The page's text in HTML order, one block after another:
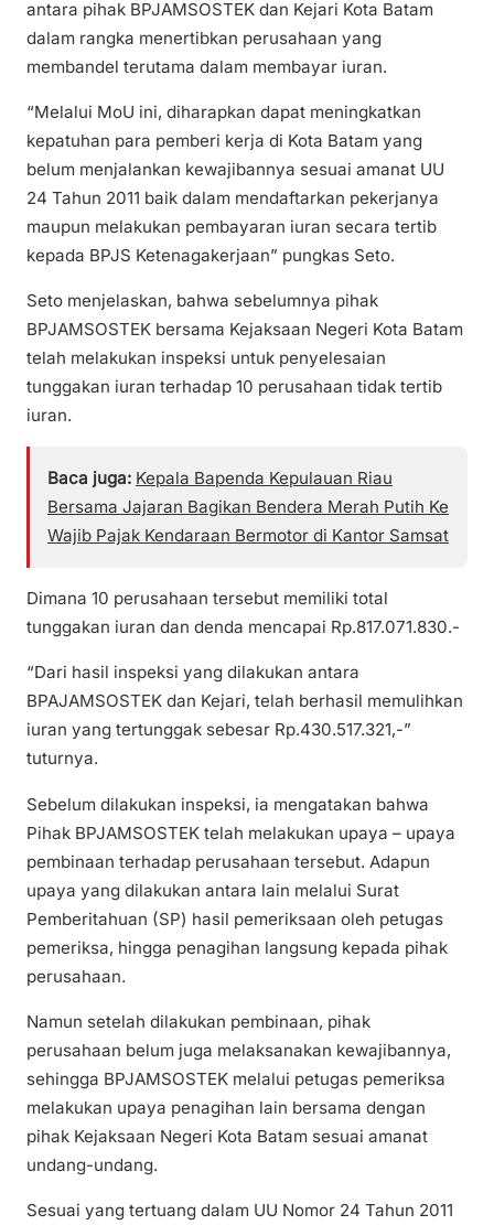
antara pihak BPJAMSOSTEK dan Kejari Kota Batam
dalam rangka menertibkan perusahaan yang
membandel terutama dalam membayar iuran.
“Melalui MoU ini, diharapkan dapat meningkatkan
kepatuhan para pemberi kerja di Kota Batam yang
belum menjalankan kewajibannya sesuai amanat UU
24 Tahun 2011 baik dalam mendaftarkan pekerjanya
maupun melakukan pembayaran iuran secara tertib
kepada BPJS Ketenagakerjaan” pungkas Seto.
Seto menjelaskan, bahwa sebelumnya pihak
BPJAMSOSTEK bersama Kejaksaan Negeri Kota Batam
telah melakukan inspeksi untuk penyelesaian
tunggakan iuran terhadap 10 perusahaan tidak tertib
iuran.
Baca juga: Kepala Bapenda Kepulauan Riau
Bersama Jajaran Bagikan Bendera Merah Putih Ke
Wajib Pajak Kendaraan Bermotor di Kantor Samsat
Dimana 10 perusahaan tersebut memiliki total
tunggakan iuran dan denda mencapai Rp.817.071.830.-
“Dari hasil inspeksi yang dilakukan antara
BPAJAMSOSTEK dan Kejari, telah berhasil memulihkan
iuran yang tertunggak sebesar Rp.430.517.321,-”
tuturnya.
Sebelum dilakukan inspeksi, ia mengatakan bahwa
Pihak BPJAMSOSTEK telah melakukan upaya – upaya
pembinaan terhadap perusahaan tersebut. Adapun
upaya yang dilakukan antara lain melalui Surat
Pemberitahuan (SP) hasil pemeriksaan oleh petugas
pemeriksa, hingga penagihan langsung kepada pihak
perusahaan.
Namun setelah dilakukan pembinaan, pihak
perusahaan belum juga melaksanakan kewajibannya,
sehingga BPJAMSOSTEK melalui petugas pemeriksa
melakukan upaya penagihan lain bersama dengan
pihak Kejaksaan Negeri Kota Batam sesuai amanat
undang-undang.
Sesuai yang tertuang dalam UU Nomor 24 Tahun 2011